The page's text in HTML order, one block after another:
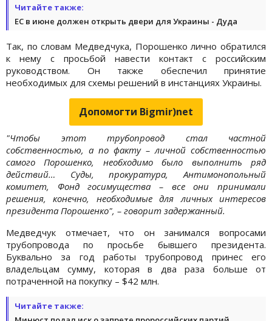
Читайте также:
ЕС в июне должен открыть двери для Украины - Дуда
Так, по словам Медведчука, Порошенко лично обратился
к нему с просьбой навести контакт с российским
руководством. Он также обеспечил принятие
необходимых для схемы решений в инстанциях Украины.
Допомогти Bigmir)net
"Чтобы этот трубопровод стал частной
собственностью, а по факту – личной собственностью
самого Порошенко, необходимо было выполнить ряд
действий… Суды, прокуратура, Антимонопольный
комитет, Фонд госимущества – все они принимали
решения, конечно, необходимые для личных интересов
президента Порошенко", – говорит задержанный.
Медведчук отмечает, что он занимался вопросами
трубопровода по просьбе бывшего президента.
Буквально за год работы трубопровод принес его
владельцам сумму, которая в два раза больше от
потраченной на покупку – $42 млн.
Читайте также: